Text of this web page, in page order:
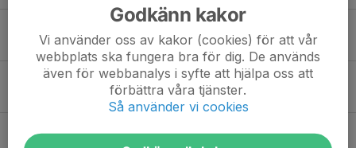
17 maj, 06:47 0
Fira mors dag med Torslanda IK & Nordic Wellness
11 maj, 11:52 0
Hjälp våra spelare till jobb – kan du bidra?
Godkänn kakor
Vi använder oss av kakor (cookies) för att vår
webbplats ska fungera bra för dig. De används
även för webbanalys i syfte att hjälpa oss att
förbättra våra tjänster.
Så använder vi cookies